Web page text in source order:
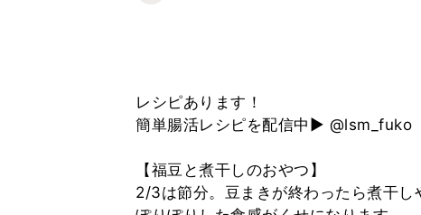
レシピあります！
簡単腸活レシピを配信中▶ @lsm_fuko
【福豆と煮干しのおやつ】
2/3は節分。豆まきが終わったら煮干し